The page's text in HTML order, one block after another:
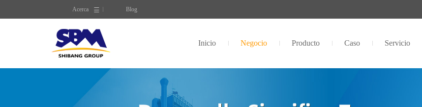
Acerca Blog
Inicio Negocio Producto Caso Servicio